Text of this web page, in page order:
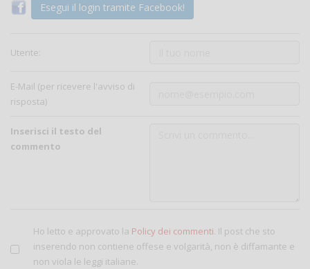
Esegui il login tramite Facebook!
Utente:
E-Mail (per ricevere l'avviso di
risposta)
Inserisci il testo del
commento
Ho letto e approvato la Policy dei commenti. Il post che sto
inserendo non contiene offese e volgarità, non è diffamante e
non viola le leggi italiane.